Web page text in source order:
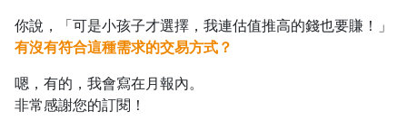
你說，「可是小孩子才選擇，我連估值推高的錢也要賺！」
有沒有符合這種需求的交易方式？
嗯，有的，我會寫在月報內。
非常感謝您的訂閱！